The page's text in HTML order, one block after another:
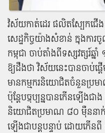
វិស័យ​កាត់ដេរ ផលិត​ស្បែកជើង
សេដ្ឋកិច្ច​យ៉ាង​សំខាន់ ក្នុង​កា
កម្ពុជា ចាប់តាំងពី​ទស្សវត្ស
ឱ្យដឹង​ថា វិស័យ​នេះ​បាន​ចាប់
មាន​កម្មករនិយោជិត​ចំនួន​ប្រ
ប៉ុន្តែ​បច្ចុប្បន្ន​បាន​កើនឡើង​
និយោជិត​ប្រមាណ ​៨០ ​ម៉ឺន​នាក់
ឡើងជា​បន្តបន្ទាប់ ដោយ​កើន​ពី​